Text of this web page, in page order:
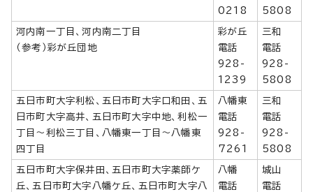
0218
5808
河内南一丁目、河内南二丁目
（参考）彩が丘団地
彩が丘
電話
928-
1239
三和
電話
928-
5808
五日市町大字利松、五日市町大字口和田、五
日市町大字高井、五日市町大字中地、利松一
丁目～利松三丁目、八幡東一丁目～八幡東
四丁目
八幡東
電話
928-
7261
三和
電話
928-
5808
五日市町大字保井田、五日市町大字薬師ケ
丘、五日市町大字八幡ケ丘、五日市町大字八
八幡
電話
城山
電話